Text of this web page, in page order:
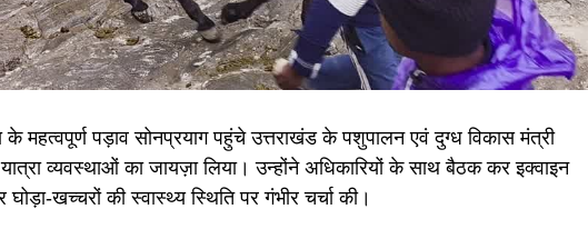
के महत्वपूर्ण पड़ाव सोनप्रयाग पहुंचे उत्तराखंड के पशुपालन एवं दुग्ध विकास मंत्री
व्यवस्थाओं का जायज़ा लिया। उन्होंने अधिकारियों के साथ बैठक कर इक्वाइन
खच्चरों की स्वास्थ्य स्थिति पर गंभीर चर्चा की।